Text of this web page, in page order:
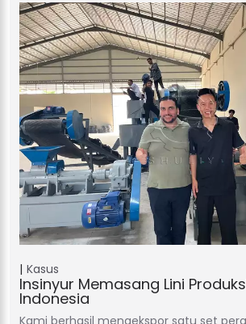
Kasus
Insinyur Memasang Lini
Indonesia